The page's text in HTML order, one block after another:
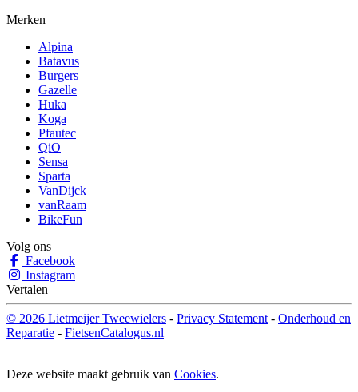
Merken
Alpina
Batavus
Burgers
Gazelle
Huka
Koga
Pfautec
QiO
Sensa
Sparta
VanDijck
vanRaam
BikeFun
Volg ons
Facebook
Instagram
Vertalen
© 2026 Lietmeijer Tweewielers - Privacy Statement - Onderhoud en
Reparatie - FietsenCatalogus.nl
Deze website maakt gebruik van Cookies.